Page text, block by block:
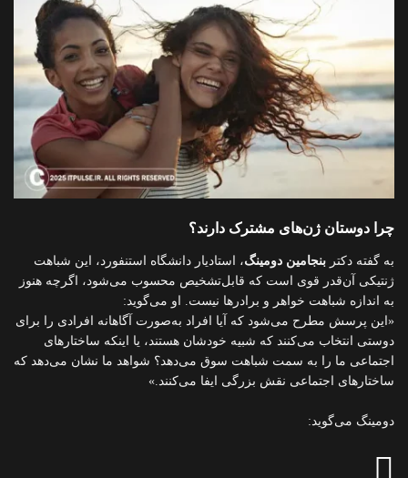
چرا دوستان ژن‌های مشترک دارند؟
به گفته دکتر بنجامین دومینگ، استادیار دانشگاه استنفورد، این شباهت
ژنتیکی آن‌قدر قوی است که قابل‌تشخیص محسوب می‌شود، اگرچه هنوز
به اندازه شباهت خواهر و برادرها نیست. او می‌گوید:
«این پرسش مطرح می‌شود که آیا افراد به‌صورت آگاهانه افرادی را برای
دوستی انتخاب می‌کنند که شبیه خودشان هستند، یا اینکه ساختارهای
اجتماعی ما را به سمت شباهت سوق می‌دهد؟ شواهد ما نشان می‌دهد که
ساختارهای اجتماعی نقش بزرگی ایفا می‌کنند.»
دومینگ می‌گوید: